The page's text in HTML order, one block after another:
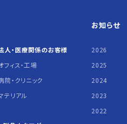
人・医療関係のお客様
フィス・工場
院・クリニック
テリアル
お知らせ
2026
2025
2024
2023
2022